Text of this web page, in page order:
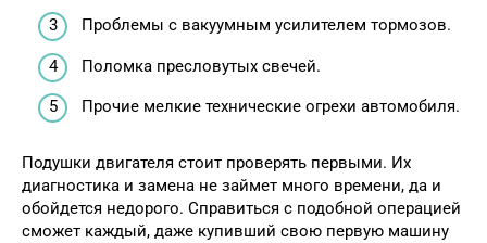
Проблемы с вакуумным усилителем тормозов.
Поломка пресловутых свечей.
Прочие мелкие технические огрехи автомобиля.
Подушки двигателя стоит проверять первыми. Их
диагностика и замена не займет много времени, да и
обойдется недорого. Справиться с подобной операцией
сможет каждый, даже купивший свою первую машину